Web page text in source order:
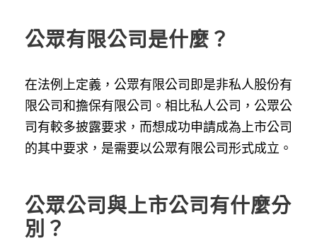
公眾有限公司是什麼？
在法例上定義，公眾有限公司即是非私人股份有
限公司和擔保有限公司。相比私人公司，公眾公
司有較多披露要求，而想成功申請成為上市公司
的其中要求，是需要以公眾有限公司形式成立。
公眾公司與上市公司有什麼分
別？